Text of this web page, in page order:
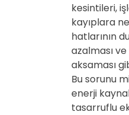
kesintileri,
kayıplara
hatlarının
azalması
aksaması
Bu sorunu
enerji
tasarruflu